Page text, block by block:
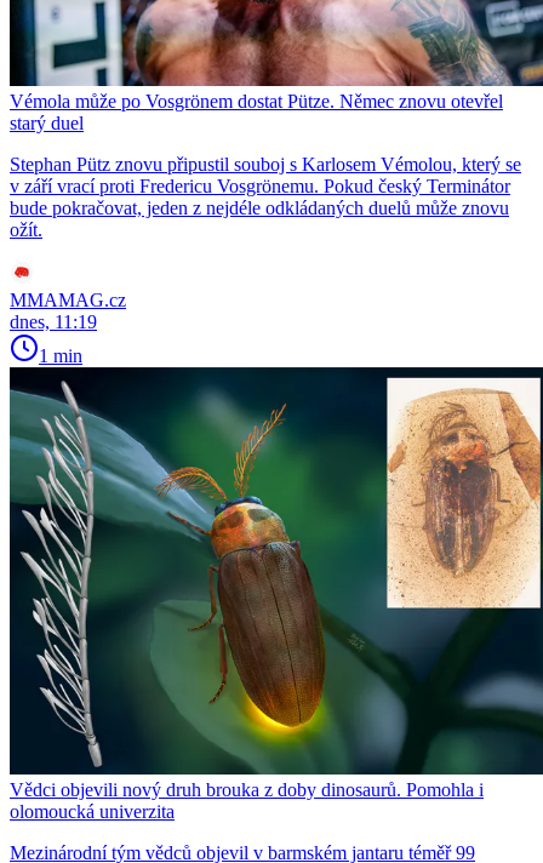
Vémola může po Vosgrönem dostat Pütze. Němec znovu otevřel
starý duel
Stephan Pütz znovu připustil souboj s Karlosem Vémolou, který se
v září vrací proti Fredericu Vosgrönemu. Pokud český Terminátor
bude pokračovat, jeden z nejdéle odkládaných duelů může znovu
ožít.
MMAMAG.cz
dnes, 11:19
1 min
Vědci objevili nový druh brouka z doby dinosaurů. Pomohla i
olomoucká univerzita
Mezinárodní tým vědců objevil v barmském jantaru téměř 99